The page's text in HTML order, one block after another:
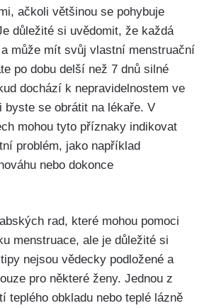
ačkoli většinou⁢ se pohybuje
důležité⁢ si uvědomit, že ‍každá
může mít svůj vlastní menstruační‍
po dobu delší než⁤ 7‌ dnů silné
dochází k⁣ nepravidelnostem ve
byste se obrátit na lékaře. V
mohou tyto ⁤příznaky​ indikovat
problém, jako například
nebo dokonce
rad, ⁣které‍ mohou pomoci
menstruace,⁢ ale je důležité si⁣
⁢nejsou vědecky⁣ podložené a
pro‌ některé ženy. Jednou z‍
teplého ​obkladu ⁤nebo teplé lázně